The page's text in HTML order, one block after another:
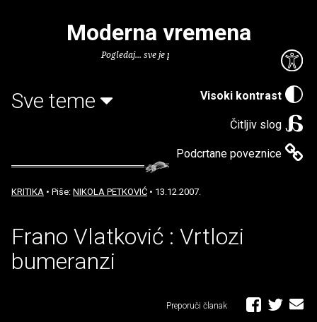
Visoki kontrast
Čitljiv slog
Podcrtane poveznice
Moderna vremena
Pogledaj... sve je puno knjiga.
Sve teme
KRITIKA • Piše: NIKOLA PETKOVIĆ • 13.12.2007.
Frano Vlatković : Vrtlozi
bumeranzi
Preporuči članak